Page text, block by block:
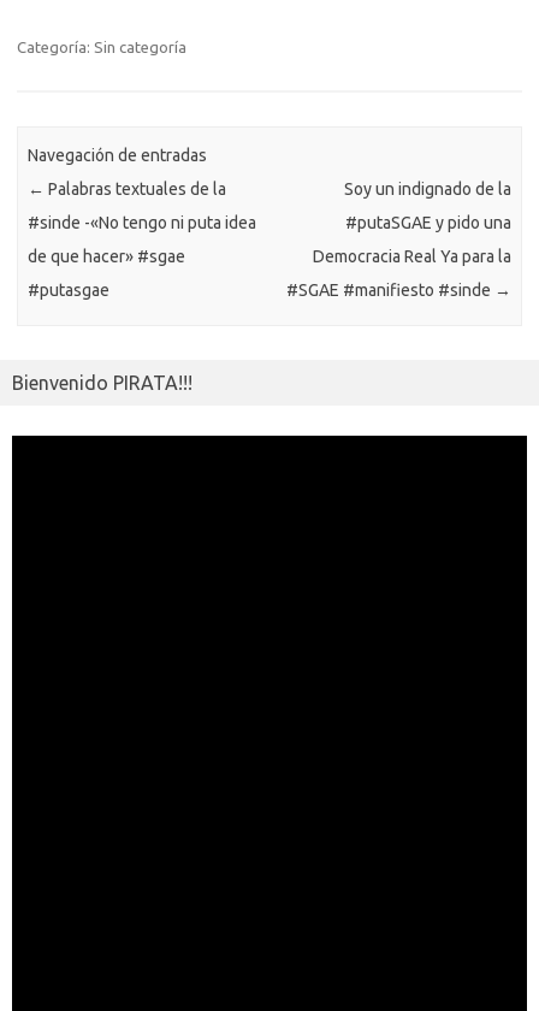
b
o
te
r
Li
i
m
ti
r
Categoría: Sin categoría
Navegación de entradas
← Palabras textuales de la
#sinde -«No tengo ni puta idea
de que hacer» #sgae
#putasgae
Soy un indignado de la
#putaSGAE y pido una
Democracia Real Ya para la
#SGAE #manifiesto #sinde →
Bienvenido PIRATA!!!